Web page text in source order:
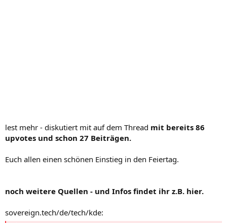
lest mehr - diskutiert mit auf dem Thread mit bereits 86
upvotes und schon 27 Beiträgen.
Euch allen einen schönen Einstieg in den Feiertag.
noch weitere Quellen - und Infos findet ihr z.B. hier.
sovereign.tech/de/tech/kde: